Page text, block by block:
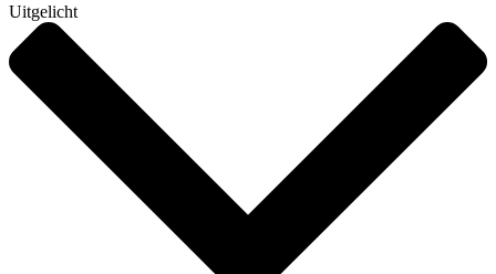
Uitgelicht